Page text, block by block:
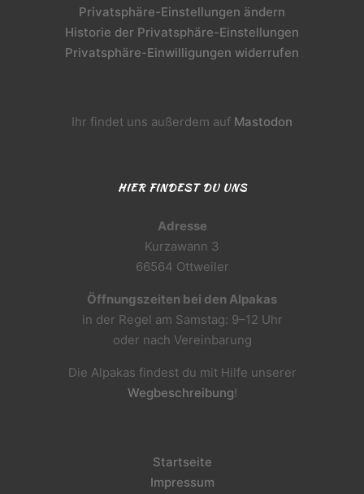
Privatsphäre-Einstellungen ändern
Historie der Privatsphäre-Einstellungen
Privatsphäre-Einwilligungen widerrufen
Ihr findet uns außerdem auf Mastodon
HIER FINDEST DU UNS
Adresse
Kurzawann 3
66564 Ottweiler
Öffnungszeiten bei den Alpakas
in der Regel am Samstag: 9–12 Uhr
oder nach Vereinbarung
Die Alpakas findest du mit Hilfe unserer
Wegbeschreibung!
Startseite
Impressum